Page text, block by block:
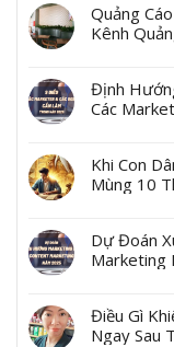
Quảng
Kênh
Định
Các
Khi Con
Mùng 10
Dự Đoán
Marketing
Điều Gì
Ngay Sau